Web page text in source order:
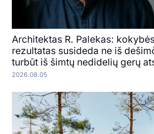
Architektas R. Palekas:
rezultatas susideda ne iš
turbūt iš šimtų nedidelių gerų
2026.08.05